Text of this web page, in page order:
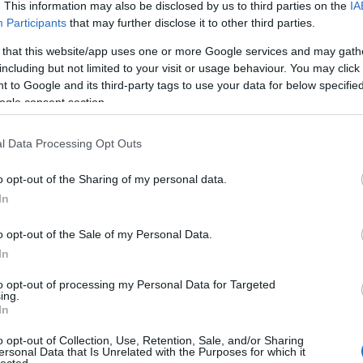
This information may also be disclosed by us to third parties on the
Participants that may further disclose it to other third parties.
that this website/app uses one or more Google services and may
but not limited to your visit or usage behaviour. You may
to Google and its third-party tags to use your data for below
consent section.
Data Processing Opt Outs
opt-out of the Sharing of my personal data.
opt-out of the Sale of my Personal Data.
opt-out of processing my Personal Data for Targeted
opt-out of Collection, Use, Retention, Sale, and/or Sharing
Data that Is Unrelated with the Purposes for which it
parna (14) party ( 14)
pénz
Photoshop
polc, (4) polo 6)
pop,
( 12
porn, (3 porsche (3
portfolio, (5) portré (
( 4 ) poszter (9) print (
szek
thinkglobalactlocal,
(5) tipografia tojás
Picasso fényfestése
keverednek a
nem csak elkészíti
szebben tálalja, mint a
nézegetve tuti megjön